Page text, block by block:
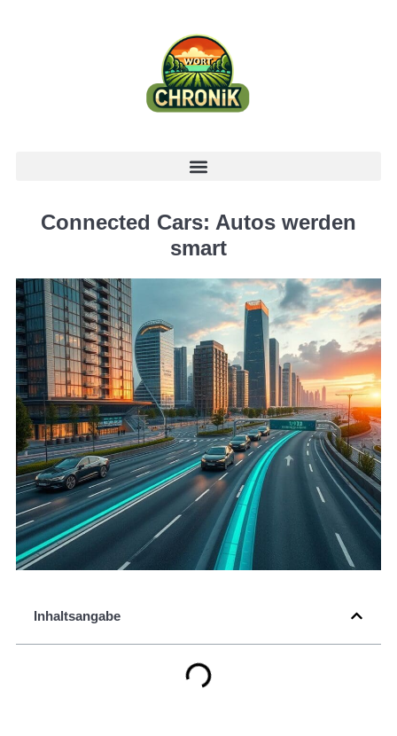
Connected Cars: Autos werden
smart
Inhaltsangabe